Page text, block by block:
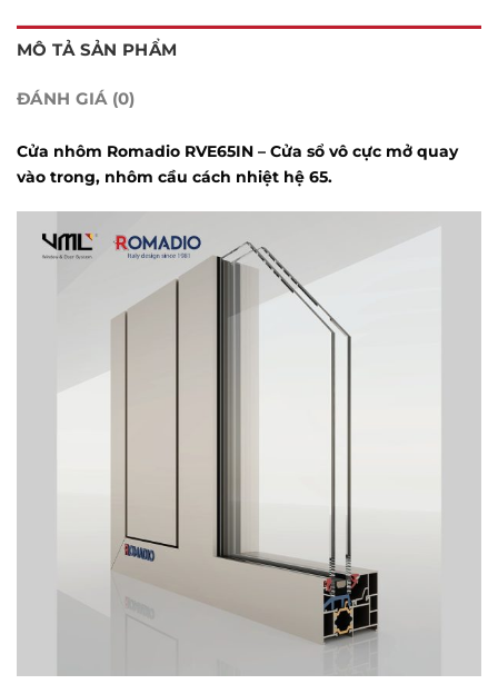
MÔ TẢ SẢN PHẨM
ĐÁNH GIÁ (0)
Cửa nhôm Romadio RVE65IN – Cửa sổ vô cực mở quay
vào trong, nhôm cầu cách nhiệt hệ 65.